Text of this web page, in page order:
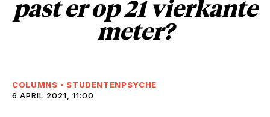
past er op 21 vierkante
meter?
COLUMNS • STUDENTENPSYCHE
6 APRIL 2021, 11:00